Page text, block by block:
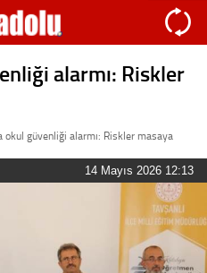
alarmı: Riskler
okul güvenliği alarmı: Riskler masaya
14 Mayıs 2026 12:13